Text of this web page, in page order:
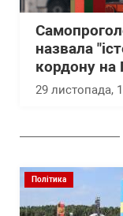
назвала
кордону на
29 листопада,
Політика